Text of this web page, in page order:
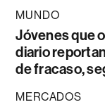
MUNDO
Jóvenes que
diario
de fracaso,
MERCADOS